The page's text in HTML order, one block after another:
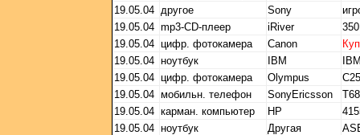
19.05.04 другое Sony
19.05.04 mp3-CD-плеер iRiver
350
19.05.04 цифр. фотокамера Canon
19.05.04 ноутбук IBM
19.05.04 цифр. фотокамера Olympus
19.05.04 мобильн. телефон SonyEricsson
19.05.04 карман. компьютер HP
19.05.04 ноутбук Другая